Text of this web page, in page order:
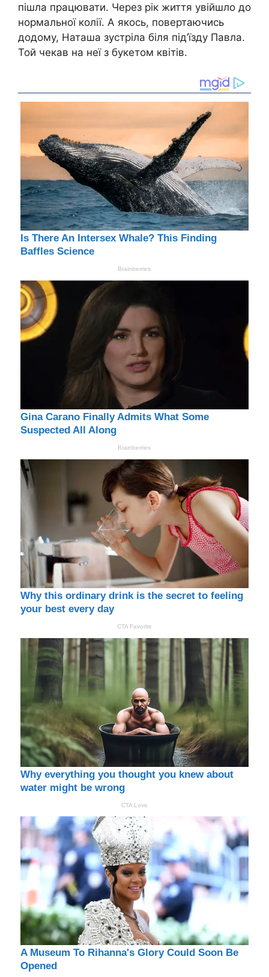
пішла працювати. Через рік життя увійшло до
нормальної колії. А якось, повертаючись
додому, Наташа зустріла біля під’їзду Павла.
Той чекав на неї з букетом квітів.